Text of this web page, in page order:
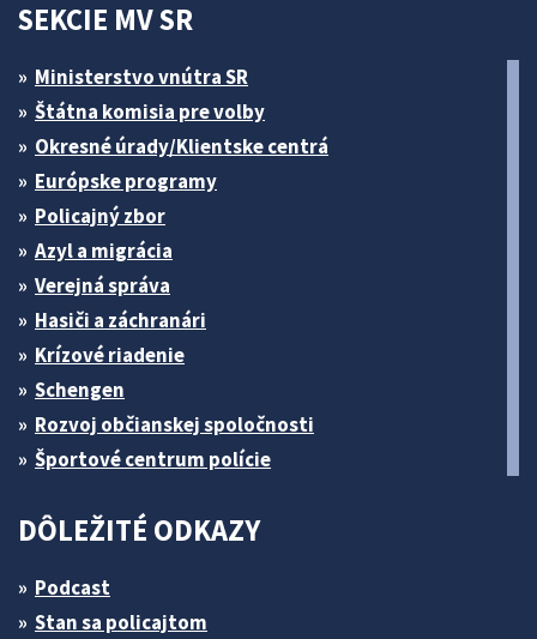
SEKCIE MV SR
Ministerstvo vnútra SR
Štátna komisia pre volby
Okresné úrady/Klientske centrá
Európske programy
Policajný zbor
Azyl a migrácia
Verejná správa
Hasiči a záchranári
Krízové riadenie
Schengen
Rozvoj občianskej spoločnosti
Športové centrum polície
DÔLEŽITÉ ODKAZY
Podcast
Stan sa policajtom